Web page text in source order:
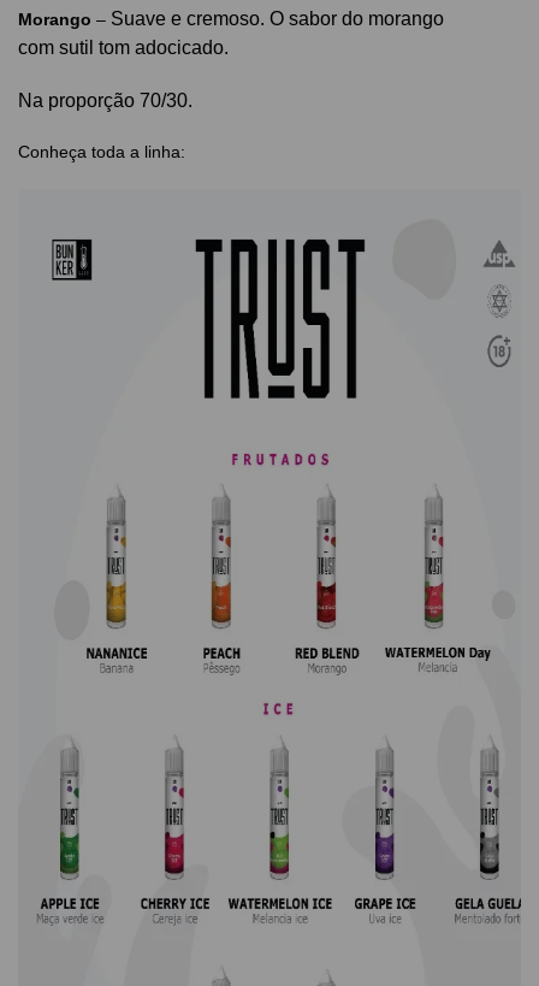
Morango – Suave e cremoso. O sabor do morango
com sutil tom adocicado.
Na proporção 70/30.
Conheça toda a linha: